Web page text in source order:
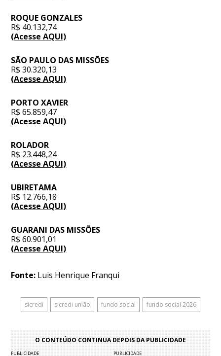
ROQUE GONZALES
R$ 40.132,74
(Acesse AQUI)
SÃO PAULO DAS MISSÕES
R$ 30.320,13
(Acesse AQUI)
PORTO XAVIER
R$ 65.859,47
(Acesse AQUI)
ROLADOR
R$ 23.448,24
(Acesse AQUI)
UBIRETAMA
R$ 12.766,18
(Acesse AQUI)
GUARANI DAS MISSÕES
R$ 60.901,01
(Acesse AQUI)
Fonte: Luis Henrique Franqui
sicredi sicredi união fundo social fundo social 2026
O CONTEÚDO CONTINUA DEPOIS DA PUBLICIDADE
PUBLICIDADE PUBLICIDADE